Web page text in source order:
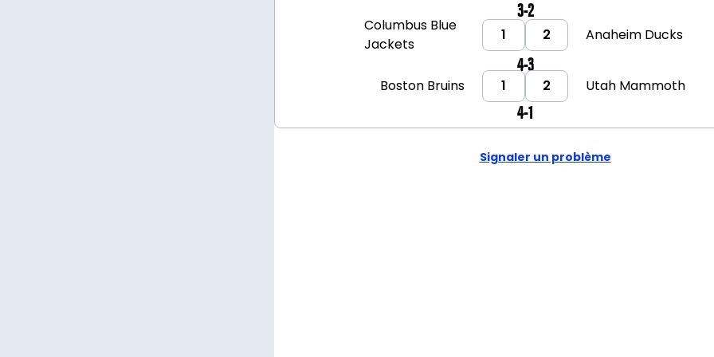
3-2
Columbus Blue
Jackets
1 2 Anaheim Ducks
4-3
Boston Bruins 1 2 Utah Mammoth
4-1
Signaler un problème